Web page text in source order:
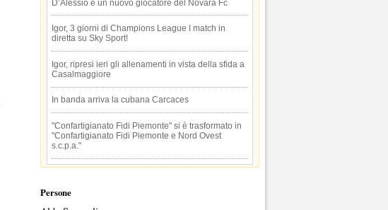
D’Alessio è un nuovo giocatore del Novara Fc
Igor, 3 giorni di Champions League I match in
diretta su Sky Sport!
Igor, ripresi ieri gli allenamenti in vista della sfida a
Casalmaggiore
In banda arriva la cubana Carcaces
"Confartigianato Fidi Piemonte" si è trasformato in
"Confartigianato Fidi Piemonte e Nord Ovest
s.c.p.a."
Persone